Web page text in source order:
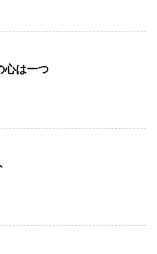
心は一つ